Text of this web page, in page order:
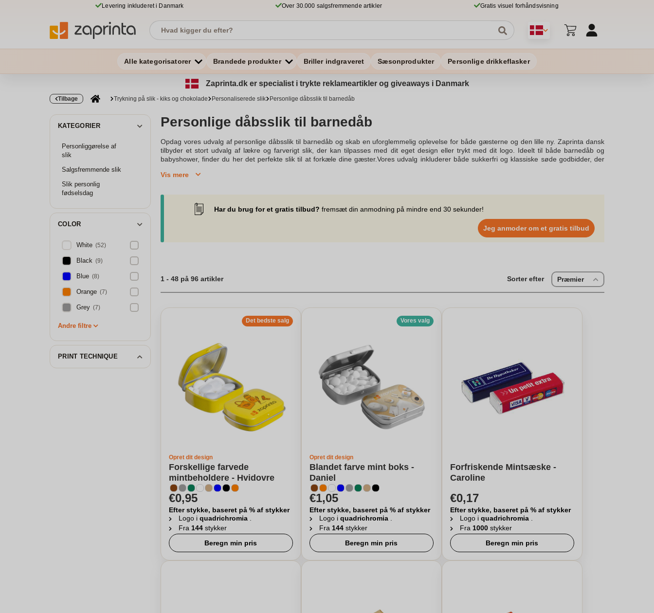
Levering inkluderet i Danmark Over 30.000 salgsfremmende artikler Gratis visuel forhåndsvisning
Alle kategorisatorer Brandede produkter Briller indgraveret Sæsonprodukter Personlige drikkeflasker
Zaprinta.dk er specialist i trykte reklameartikler og giveaways i Danmark
Tilbage Trykning på slik - kiks og chokolade Personaliserede slik Personlige dåbsslik til barnedåb
KATEGORIER
Personliggørelse af
slik
Salgsfremmende slik
Slik personlig
fødselsdag
COLOR
White (52)
Black (9)
Blue (8)
Orange (7)
Grey (7)
Andre filtre
PRINT TECHNIQUE
Personlige dåbsslik til barnedåb
Opdag vores udvalg af personlige dåbsslik til barnedåb og skab en uforglemmelig oplevelse for både gæsterne og den lille ny. Zaprinta dansk
tilbyder et stort udvalg af lækre og farverigt slik, der kan tilpasses med dit eget design eller trykt med dit logo. Ideelt til både barnedåb og
babyshower, finder du her det perfekte slik til at forkæle dine gæster.Vores udvalg inkluderer både sukkerfri og klassiske søde godbidder, der
perfekt ind i festen. Med vores personlige slik får du mulighed for at skabe en sjov detalje på bordet, der uden tvivl vil glæde dine gæster.Vi
måler 60 x 35 mm og er designet til at være slanke og stilfulde. Den dejlige godbid kommer i en foderpose, der er ideel til gæsterne at tage med
sig på farten.Slik fra vores sortiment er altid et hit til enhver fødselsdag eller navnefest. Lad os hjælpe dig med at skabe den perfekte fest med
vores store udvalg af personlige dåbsslik, der vil give dine gæster en uforglemmelig oplevelse. Se vores tilbud og find det slik, der passer bedst
Vis mere
Har du brug for et gratis tilbud? fremsæt din anmodning på mindre end 30 sekunder!
Jeg anmoder om et gratis tilbud
1 - 48 på 96 artikler Sorter efter Præmier
Det bedste salg
Opret dit design
Forskellige farvede
mintbeholdere - Hvidovre
€0,95
Efter stykke, baseret på % af stykker
Logo i quadrichromia .
Fra 144 stykker
Beregn min pris
Vores valg
Opret dit design
Blandet farve mint boks -
Daniel
€1,05
Efter stykke, baseret på % af stykker
Logo i quadrichromia .
Fra 144 stykker
Beregn min pris
Forfriskende Mintsæske -
Caroline
€0,17
Efter stykke, baseret på % af stykker
Logo i quadrichromia .
Fra 1000 stykker
Beregn min pris